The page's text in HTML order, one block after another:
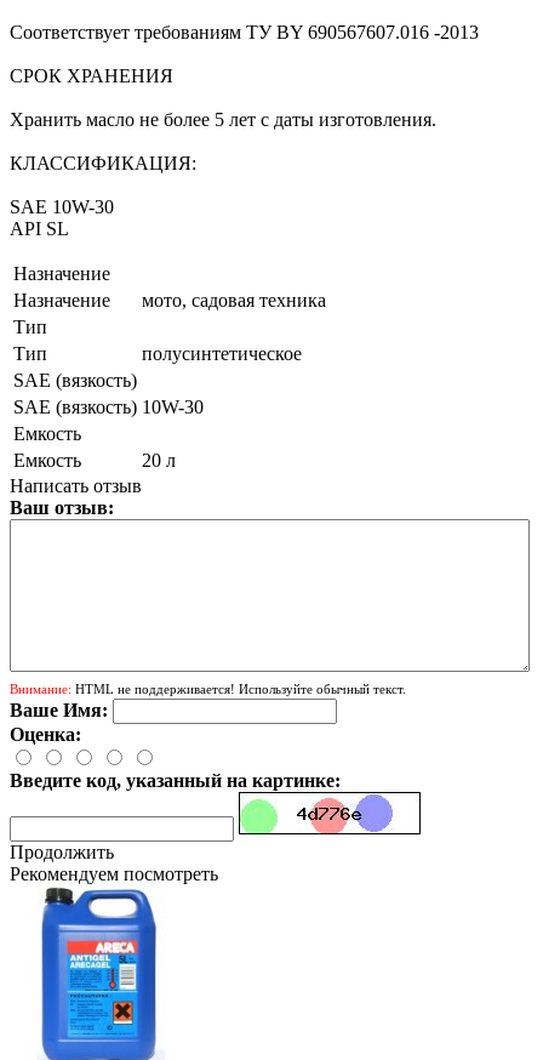
Соответствует требованиям ТУ BY 690567607.016 -2013
СРОК ХРАНЕНИЯ
Хранить масло не более 5 лет с даты изготовления.
КЛАССИФИКАЦИЯ:
SAE 10W-30
API SL
Назначение
Назначение
мото, садовая техника
Тип
Тип
полусинтетическое
SAE (вязкость)
SAE (вязкость) 10W-30
Емкость
Емкость
20 л
Написать отзыв
Ваш отзыв:
Внимание: HTML не поддерживается! Используйте обычный текст.
Ваше Имя:
Оценка:
Введите код, указанный на картинке:
Продолжить
Рекомендуем посмотреть